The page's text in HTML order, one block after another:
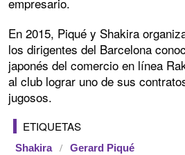
En 2015, Piqué y Shakira
los dirigentes del Barcelona
japonés del comercio en línea
al club lograr uno de sus
jugosos.
ETIQUETAS
Shakira Gerard Piqué